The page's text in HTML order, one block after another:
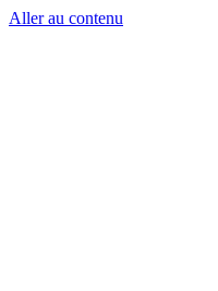
Aller au contenu